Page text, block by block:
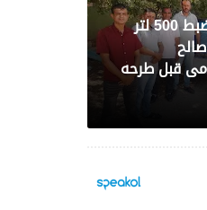
تموين الفيوم ضبط 500 لتر
قبل طرحه